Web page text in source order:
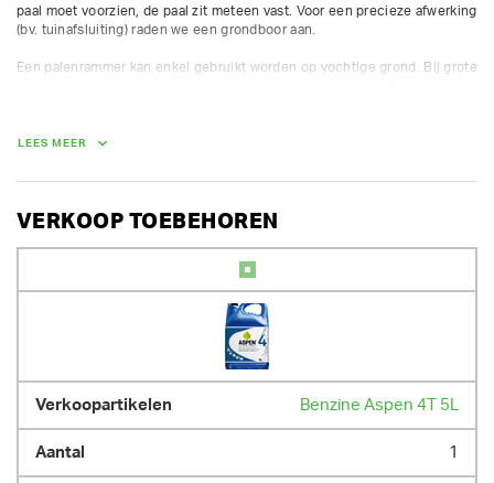
paal moet voorzien, de paal zit meteen vast. Voor een precieze afwerking
(bv. tuinafsluiting) raden we een grondboor aan.
Een palenrammer kan enkel gebruikt worden op vochtige grond. Bij grote
Voor grote reeksen palen (>20), raden we een pneumatische
GEWICHT
LEES MEER
VERKOOP TOEBEHOREN
Benzine Aspen 4T 5L
1